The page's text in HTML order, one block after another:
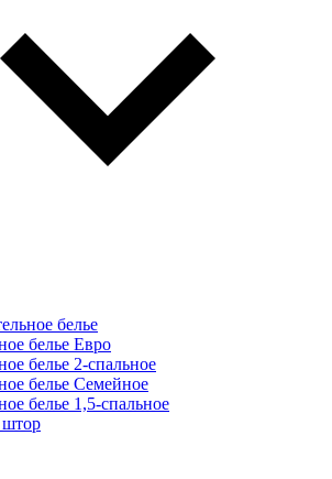
белье
белье Евро
белье 2-спальное
белье Семейное
белье 1,5-спальное
штор